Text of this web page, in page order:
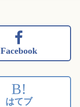
Facebook
B!
はてブ